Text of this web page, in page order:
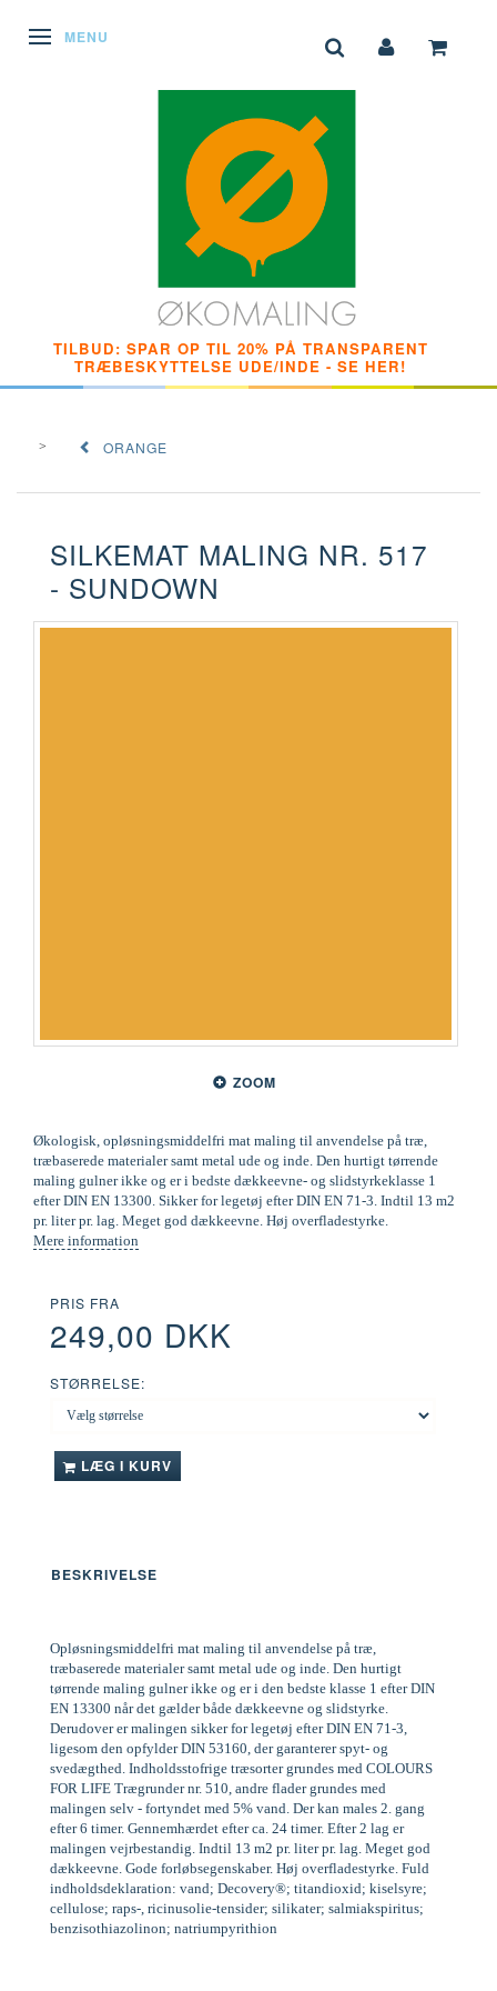
SKIFTE NAVIGATION
MENU
TILBUD: SPAR OP TIL 20% PÅ TRANSPARENT
TRÆBESKYTTELSE UDE/INDE - SE HER!
ORANGE
SILKEMAT MALING NR. 517
- SUNDOWN
ZOOM
Økologisk, opløsningsmiddelfri mat maling til anvendelse på træ,
træbaserede materialer samt metal ude og inde. Den hurtigt tørrende
maling gulner ikke og er i bedste dækkeevne- og slidstyrkeklasse 1
efter DIN EN 13300. Sikker for legetøj efter DIN EN 71-3. Indtil 13 m2
pr. liter pr. lag. Meget god dækkeevne. Høj overfladestyrke.
Mere information
PRIS FRA
249,00 DKK
STØRRELSE:
LÆG I KURV
BESKRIVELSE
Opløsningsmiddelfri mat maling til anvendelse på træ,
træbaserede materialer samt metal ude og inde. Den hurtigt
tørrende maling gulner ikke og er i den bedste klasse 1 efter DIN
EN 13300 når det gælder både dækkeevne og slidstyrke.
Derudover er malingen sikker for legetøj efter DIN EN 71-3,
ligesom den opfylder DIN 53160, der garanterer spyt- og
svedægthed. Indholdsstofrige træsorter grundes med COLOURS
FOR LIFE Trægrunder nr. 510, andre flader grundes med
malingen selv - fortyndet med 5% vand. Der kan males 2. gang
efter 6 timer. Gennemhærdet efter ca. 24 timer. Efter 2 lag er
malingen vejrbestandig. Indtil 13 m2 pr. liter pr. lag. Meget god
dækkeevne. Gode forløbsegenskaber. Høj overfladestyrke. Fuld
indholdsdeklaration: vand; Decovery®; titandioxid; kiselsyre;
cellulose; raps-, ricinusolie-tensider; silikater; salmiakspiritus;
benzisothiazolinon; natriumpyrithion